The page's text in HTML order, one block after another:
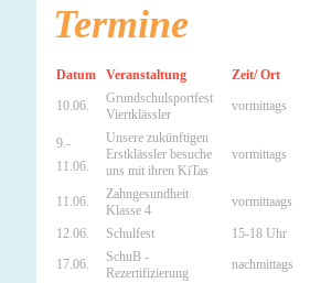
Termine
Datum Veranstaltung Zeit/ Ort
10.06.
Grundschulsportfest
Viertklässler
vormittags
9.-
11.06.
Unsere zukünftigen
Erstklässler besuche
uns mit ihren KiTas
vormittags
11.06.
Zahngesundheit
Klasse 4
vormittaags
12.06. Schulfest 15-18 Uhr
17.06.
SchuB -
Rezertifizierung
nachmittags